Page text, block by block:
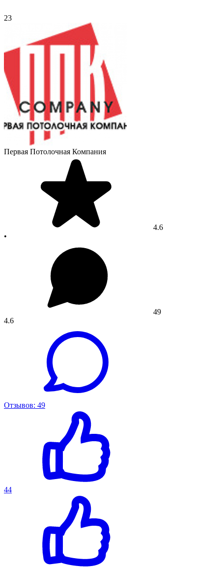
23
Первая Потолочная Компания
4.6
•
49
4.6
Отзывов: 49
44